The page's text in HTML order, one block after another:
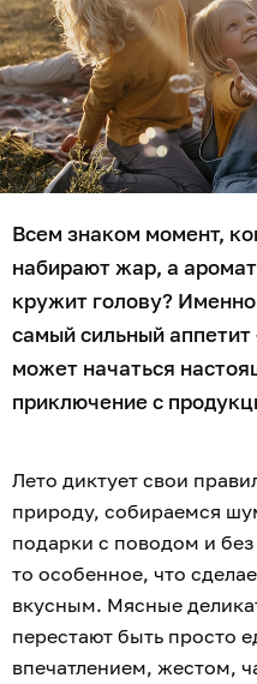
Всем знаком момент,
набирают жар, а
кружит голову?
самый сильный
может начаться
приключение с
Лето диктует свои
природу, собираемся
подарки с поводом и
то особенное, что
вкусным. Мясные
перестают быть просто
впечатлением, жестом,